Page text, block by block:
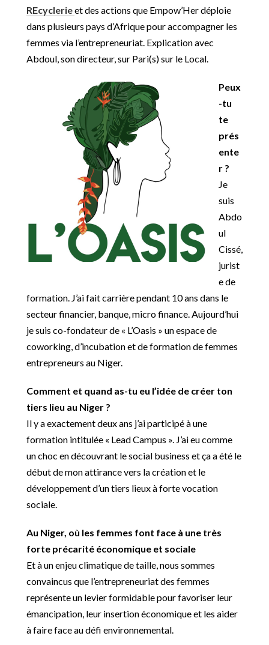
REcyclerieet des actions que Empow’Her déploie
dans plusieurs pays d’Afrique pour accompagner les
femmes via l’entrepreneuriat. Explication avec
Abdoul, son directeur, sur Pari(s) sur le Local.
Peux
-tu
te
prés
ente
r ?
Je
suis
Abdo
ul
Cissé,
jurist
e de
formation. J’ai fait carrière pendant 10 ans dans le
secteur financier, banque, micro finance. Aujourd’hui
je suis co-fondateur de « L’Oasis » un espace de
coworking, d’incubation et de formation de femmes
entrepreneurs au Niger.
Comment et quand as-tu eu l’idée de créer ton
tiers lieu au Niger ?
Il y a exactement deux ans j’ai participé à une
formation intitulée « Lead Campus ». J’ai eu comme
un choc en découvrant le social business et ça a été le
début de mon attirance vers la création et le
développement d’un tiers lieux à forte vocation
sociale.
Au Niger, où les femmes font face à une très
forte précarité économique et sociale
Et à un enjeu climatique de taille, nous sommes
convaincus que l’entrepreneuriat des femmes
représente un levier formidable pour favoriser leur
émancipation, leur insertion économique et les aider
à faire face au défi environnemental.